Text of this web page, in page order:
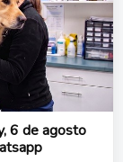
6 de agosto